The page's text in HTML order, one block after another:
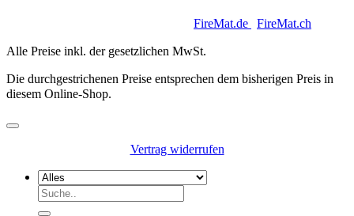
FireMat.de FireMat.ch
Alle Preise inkl. der gesetzlichen MwSt.
Die durchgestrichenen Preise entsprechen dem bisherigen Preis in
diesem Online-Shop.
Vertrag widerrufen
Suchen